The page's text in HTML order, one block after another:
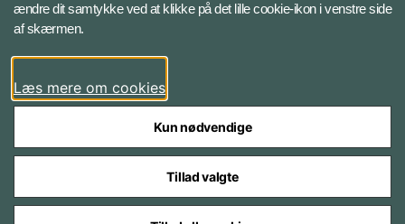
Bluesky
LinkedIn
Styrelser og myndigheder under Forsvarsministeriet
ændre dit samtykke ved at klikke på det lille cookie-ikon i venstre side
af skærmen.
Læs mere om cookies
Kun nødvendige
Tillad valgte